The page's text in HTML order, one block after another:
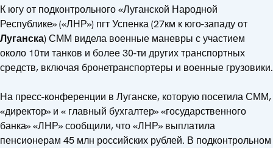
К югу от подконтрольного «Луганской Народной
Республике» («ЛНР») пгт Успенка (27км к юго-западу от
Луганска) СММ видела военные маневры с участием
около 10ти танков и более 30-ти других транспортных
средств, включая бронетранспортеры и военные грузовики.
На пресс-конференции в Луганске, которую посетила СММ,
«директор» и « главный бухгалтер» «государственного
банка» «ЛНР» сообщили, что «ЛНР» выплатила
пенсионерам 45 млн российских рублей. В подконтрольном